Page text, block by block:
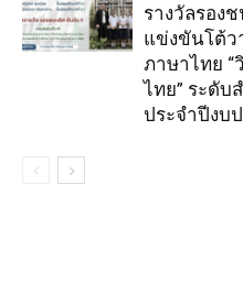
รางวัลรอง
แข่งขันโต้ว
ภาษาไทย
ไทย” ระดับ
ประจำปีงบ